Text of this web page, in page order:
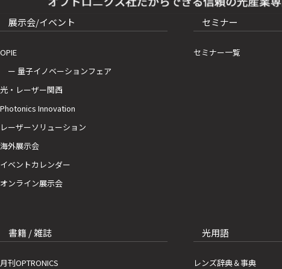
展示会/イベント
OPIE
ー 量子イノベーションフェア
光・レーザー関西
Photonics Innovation
レーザーソリューション
海外展示会
イベントカレンダー
オンライン展示会
セミナー
セミナー一覧
書籍 / 雑誌
月刊OPTRONICS
光用語
レンズ辞典＆事典